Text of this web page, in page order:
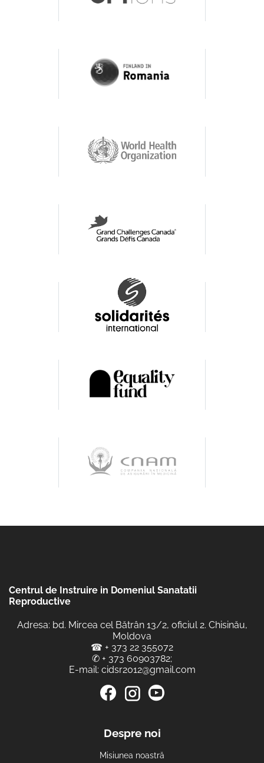
Centrul de Instruire in Domeniul Sanatatii
Reproductive
Adresa: bd. Mircea cel Bătrân 13/2, oficiul 2. Chisinău,
Moldova
☎ + 373 22 355072
✆ + 373 60903782;
E-mail: cidsr2012@gmail.com
Despre noi
Misiunea noastră